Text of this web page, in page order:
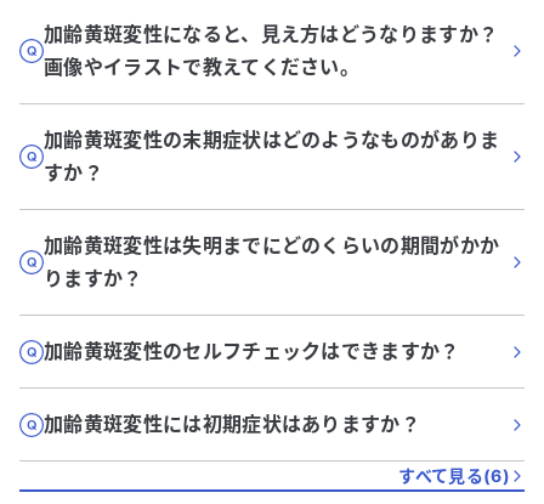
加齢黄斑変性になると、見え方はどうなりますか？
画像やイラストで教えてください。
加齢黄斑変性の末期症状はどのようなものがありま
すか？
加齢黄斑変性は失明までにどのくらいの期間がかか
りますか？
加齢黄斑変性のセルフチェックはできますか？
加齢黄斑変性には初期症状はありますか？
すべて見る(6)